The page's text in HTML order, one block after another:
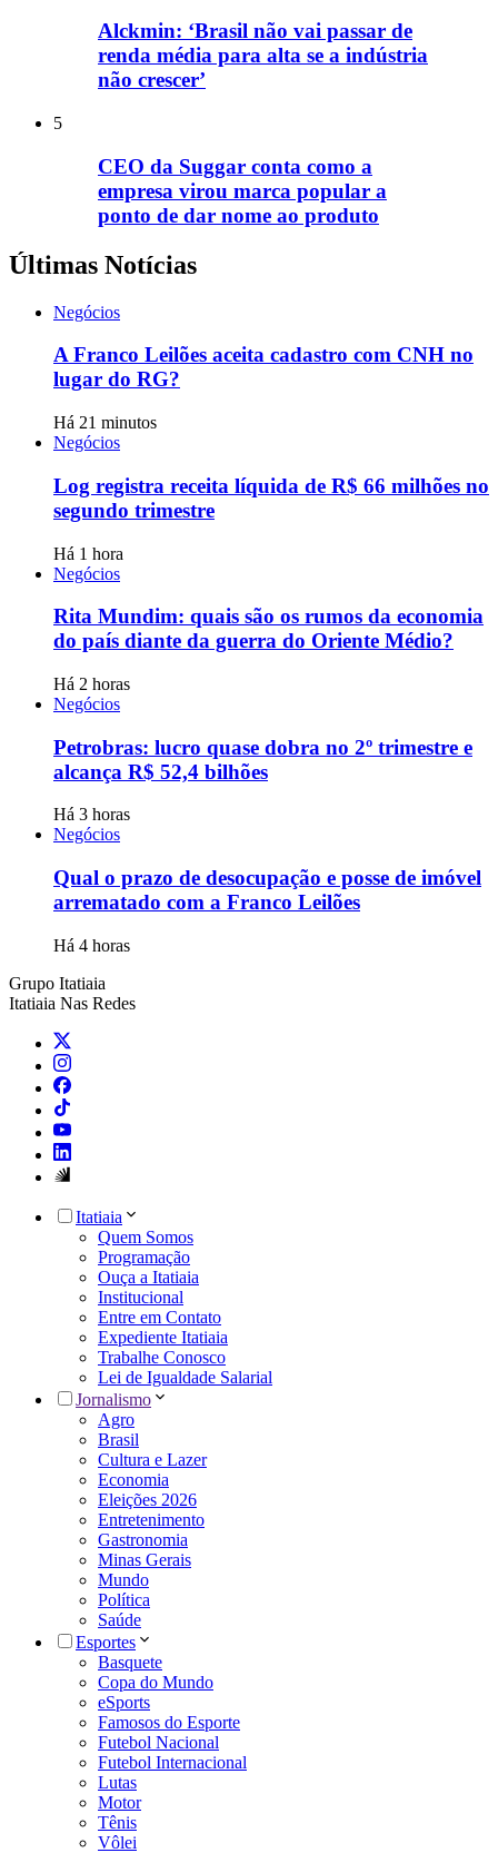
Alckmin: ‘Brasil não vai passar de
renda média para alta se a indústria
não crescer’
5
CEO da Suggar conta como a
empresa virou marca popular a
ponto de dar nome ao produto
Últimas Notícias
Negócios
A Franco Leilões aceita cadastro com CNH no
lugar do RG?
Há 21 minutos
Negócios
Log registra receita líquida de R$ 66 milhões no
segundo trimestre
Há 1 hora
Negócios
Rita Mundim: quais são os rumos da economia
do país diante da guerra do Oriente Médio?
Há 2 horas
Negócios
Petrobras: lucro quase dobra no 2º trimestre e
alcança R$ 52,4 bilhões
Há 3 horas
Negócios
Qual o prazo de desocupação e posse de imóvel
arrematado com a Franco Leilões
Há 4 horas
Grupo Itatiaia
Itatiaia Nas Redes
Itatiaia
Quem Somos
Programação
Ouça a Itatiaia
Institucional
Entre em Contato
Expediente Itatiaia
Trabalhe Conosco
Lei de Igualdade Salarial
Jornalismo
Agro
Brasil
Cultura e Lazer
Economia
Eleições 2026
Entretenimento
Gastronomia
Minas Gerais
Mundo
Política
Saúde
Esportes
Basquete
Copa do Mundo
eSports
Famosos do Esporte
Futebol Nacional
Futebol Internacional
Lutas
Motor
Tênis
Vôlei